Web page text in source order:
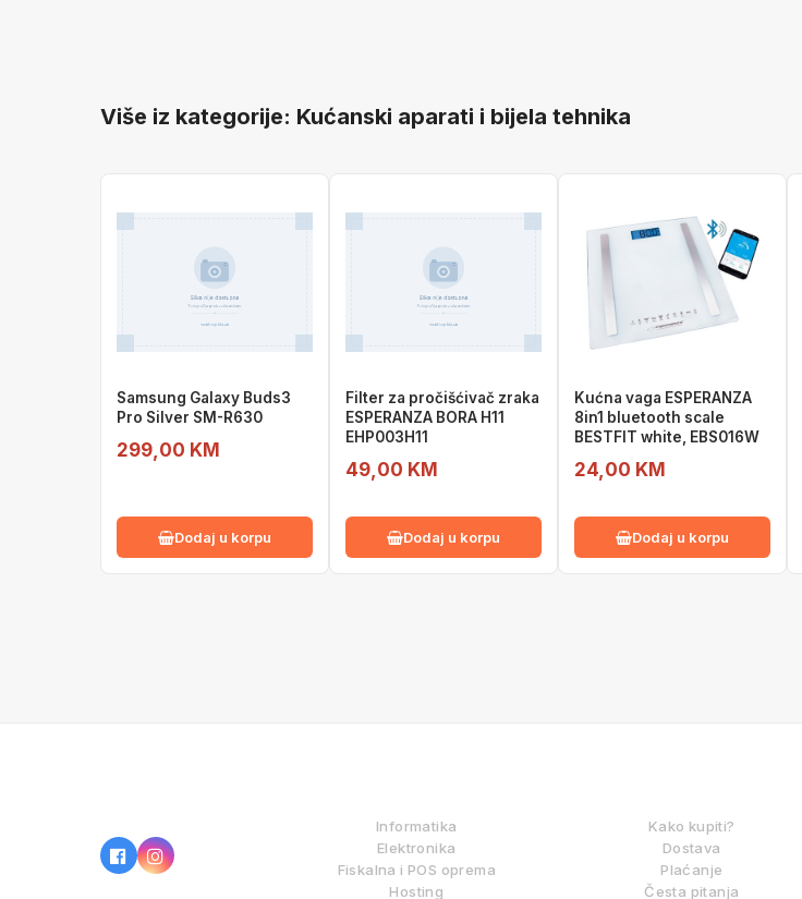
Više iz kategorije: Kućanski aparati i bijela tehnika
Samsung Galaxy Buds3
Pro Silver SM-R630
299,00 KM
Dodaj u korpu
Filter za pročišćivač zraka
ESPERANZA BORA H11
EHP003H11
49,00 KM
Dodaj u korpu
Kućna vaga ESPERANZA
8in1 bluetooth scale
BESTFIT white, EBS016W
24,00 KM
Dodaj u korpu
Informatika
Elektronika
Fiskalna i POS oprema
Hosting
Kako kupiti?
Dostava
Plaćanje
Česta pitanja